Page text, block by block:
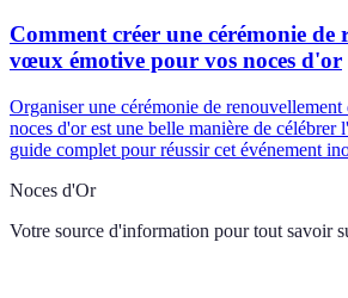
Comment créer une cérémonie de
vœux émotive pour vos noces d'or
Organiser une cérémonie de
noces d'or est une belle manière de célébrer
guide complet pour réussir cet événement
Noces d'Or
Votre source d'information pour tout savoir